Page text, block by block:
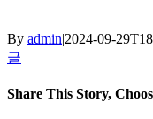
By admin|2024-09-
글
Share This Story,